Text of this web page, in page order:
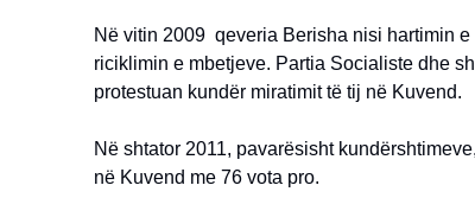
Në vitin 2009 qeveria Berisha nisi hartimin
riciklimin e mbetjeve. Partia Socialiste dhe
protestuan kundër miratimit të tij në Kuvend.
Në shtator 2011, pavarësisht
në Kuvend me 76 vota pro.